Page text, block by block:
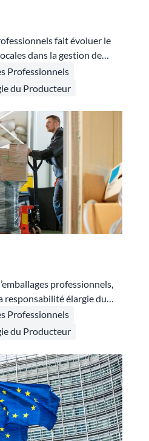
fait évoluer le
dans la gestion de
dès son entrée en
autour du carton, du
d’accéder à des
les flux.
Professionnels
du Producteur
professionnels,
responsabilité élargie du
de soutiens
le tri à la
par ces
un système
et une
de traçabilité.
Professionnels
du Producteur